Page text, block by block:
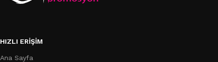
HIZLI ERIŞIM
Ana Sayfa